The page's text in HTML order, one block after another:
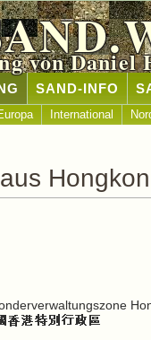
von Daniel
SAND-INFO
International